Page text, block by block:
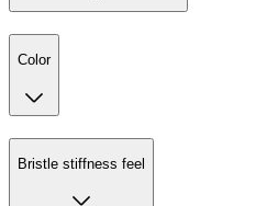
Color
Bristle stiffness feel